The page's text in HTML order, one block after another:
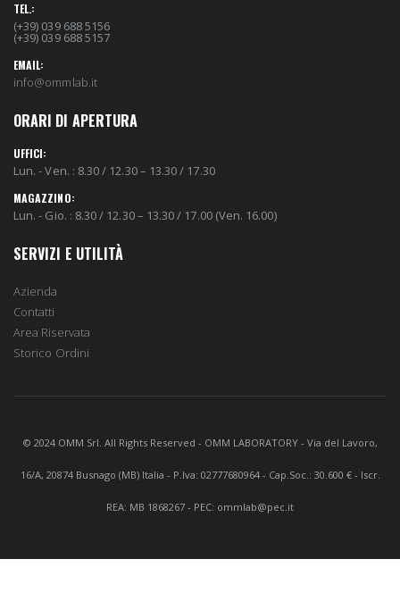
TEL.:
(+39) 039 688 5156
(+39) 039 688 5157
EMAIL:
info@ommlab.it
ORARI DI APERTURA
UFFICI:
Lun. - Ven. : 8.30 / 12.30 – 13.30 / 17.30
MAGAZZINO:
Lun. - Gio. : 8.30 / 12.30 – 13.30 / 17.00 (Ven. 16.00)
SERVIZI E UTILITÀ
Azienda
Contatti
Area Riservata
Storico Ordini
© 2024 OMM Srl. All Rights Reserved - OMM LABORATORY - Via del Lavoro,
16/A, 20874 Busnago (MB) Italia - P.Iva: 02777680964 - Cap.Soc.: 30.600 € - Iscr.
REA: MB 1868267 - PEC: ommlab@pec.it